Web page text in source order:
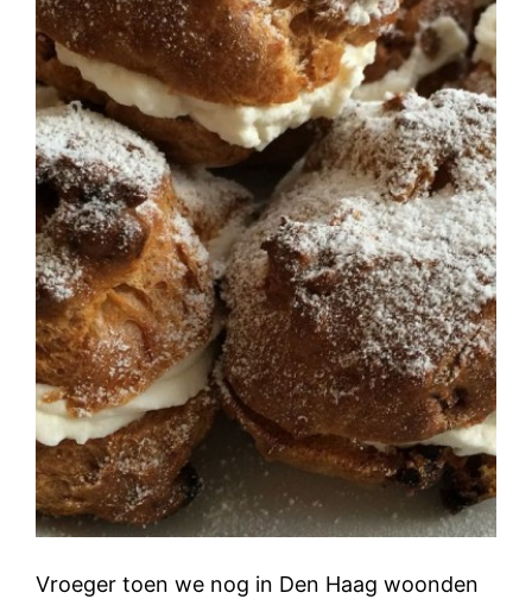
Vroeger toen we nog in Den Haag woonden